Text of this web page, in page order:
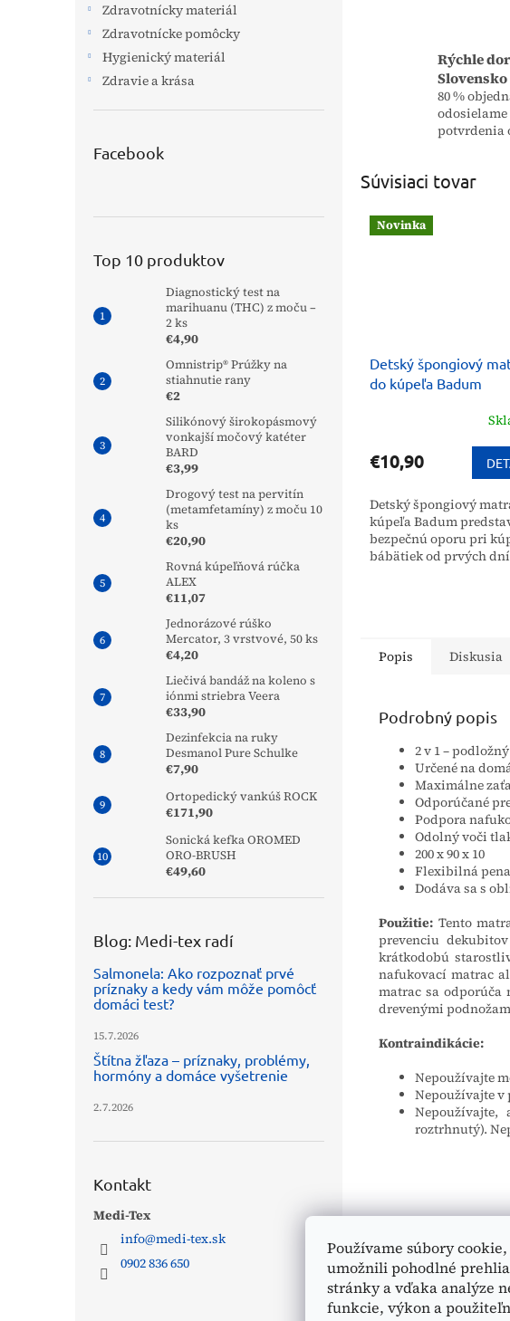
Používame súbory
umožnili pohodlné
stránky a vďaka analýze
funkcie, výkon a
Zdravotnícky materiál
Zdravotnícke pomôcky
Hygienický materiál
Zdravie a krása
Facebook
Top 10 produktov
Diagnostický test na
marihuanu (THC) z moču –
2 ks
€4,90
Omnistrip® Prúžky na
stiahnutie rany
€2
Silikónový širokopásmový
vonkajší močový katéter
BARD
€3,99
Drogový test na pervitín
(metamfetamíny) z moču 10
ks
€20,90
Rovná kúpeľňová rúčka
ALEX
€11,07
Jednorázové rúško
Mercator, 3 vrstvové, 50 ks
€4,20
Liečivá bandáž na koleno s
iónmi striebra Veera
€33,90
Dezinfekcia na ruky
Desmanol Pure Schulke
€7,90
Ortopedický vankúš ROCK
€171,90
Sonická kefka OROMED
ORO-BRUSH
€49,60
Blog: Medi-tex radí
Salmonela: Ako rozpoznať prvé
príznaky a kedy vám môže pomôcť
domáci test?
15.7.2026
Štítna žľaza – príznaky, problémy,
hormóny a domáce vyšetrenie
2.7.2026
Kontakt
Medi-Tex
info@medi-tex.sk
0902 836 650
Rýchle
Slovensko
80 %
odosielame
potvrdenia
Súvisiaci tovar
Novinka
Detský špongiový
do kúpeľa Badum
€10,90
Detský špongiový
kúpeľa Badum
bezpečnú oporu pri
bábätiek od prvých dní
Popis Diskusia
Podrobný popis
2 v 1 –
Určené na
Maximálne
Odporúčané
Podpora
Odolný voči
200 x 90 x 10
Flexibilná pena
Dodáva sa s
Použitie: Tento
prevenciu
krátkodobú
nafukovací matrac
matrac sa odporúča
drevenými
Kontraindikácie:
Nepoužívajte
Nepoužívajte
roztrhnutý).